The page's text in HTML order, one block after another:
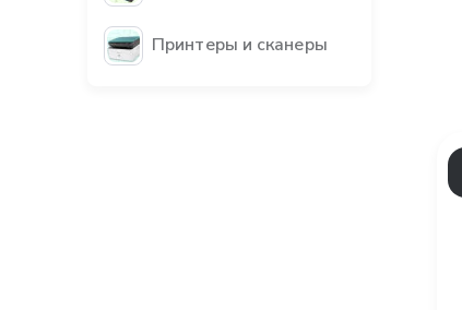
Принтеры и сканеры